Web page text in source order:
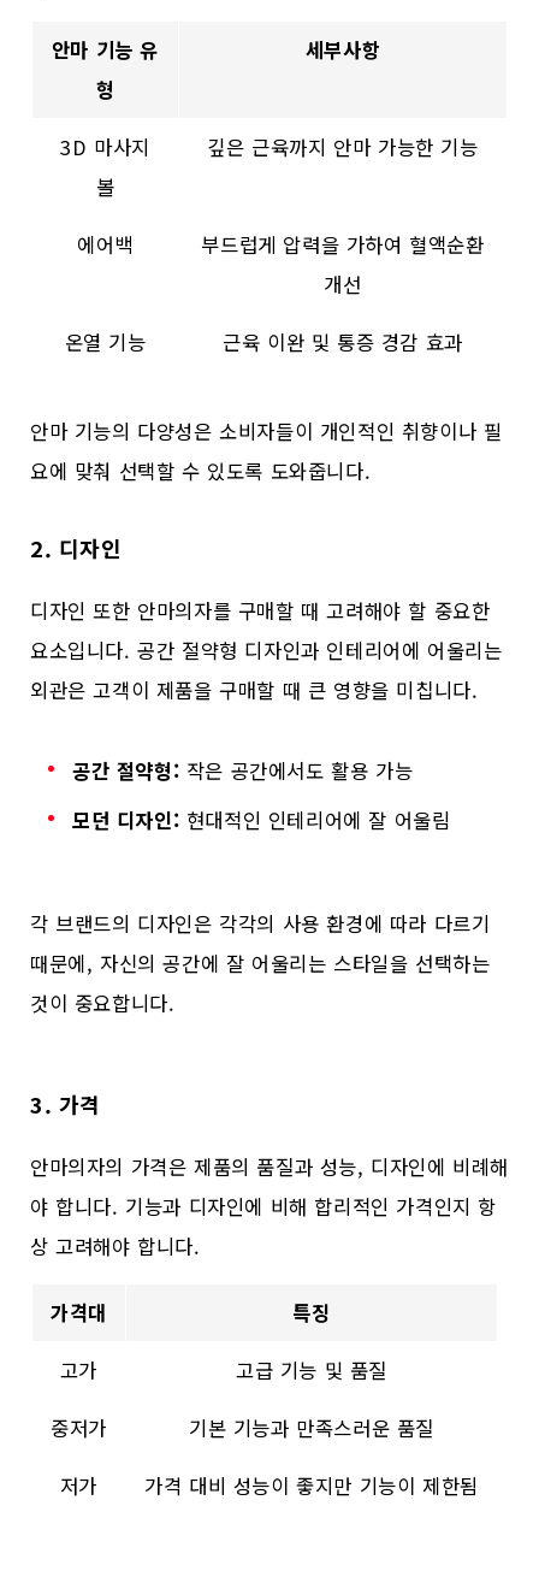
안마 기능 유
형
세부사항
3D 마사지
볼
깊은 근육까지 안마 가능한 기능
에어백
부드럽게 압력을 가하여 혈액순환
개선
온열 기능
근육 이완 및 통증 경감 효과
안마 기능의 다양성은 소비자들이 개인적인 취향이나 필
요에 맞춰 선택할 수 있도록 도와줍니다.
2. 디자인
디자인 또한 안마의자를 구매할 때 고려해야 할 중요한
요소입니다. 공간 절약형 디자인과 인테리어에 어울리는
외관은 고객이 제품을 구매할 때 큰 영향을 미칩니다.
공간 절약형: 작은 공간에서도 활용 가능
모던 디자인: 현대적인 인테리어에 잘 어울림
각 브랜드의 디자인은 각각의 사용 환경에 따라 다르기
때문에, 자신의 공간에 잘 어울리는 스타일을 선택하는
것이 중요합니다.
3. 가격
안마의자의 가격은 제품의 품질과 성능, 디자인에 비례해
야 합니다. 기능과 디자인에 비해 합리적인 가격인지 항
상 고려해야 합니다.
가격대
특징
고가
고급 기능 및 품질
중저가
기본 기능과 만족스러운 품질
저가
가격 대비 성능이 좋지만 기능이 제한됨